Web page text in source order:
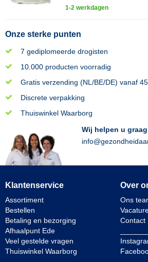
1-2 werkdagen
Onze sterke punten
7 gediplomeerde drogisten
10.000 producten voorradig
Gratis verzending (NL/BE/DE) vanaf
Discrete verpakking
Thuiswinkel Waarborg
Wij helpen u graag
Klantenservice
Assortiment
Bestellen
Betaling en bezorging
Afhaalpunt Ede
Veel gestelde vragen
Thuiswinkel Waarborg
Over
Ons
Contact